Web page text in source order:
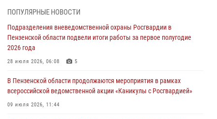
Сотрудники пензенского ОМОН «Страж» познакомили участников
05 августа 2026, 06:15
В Пензе сотрудники Росгвардии оказали помощь
дезориентированному пенсионеру
В Пензе при силовой поддержке Росгвардии пресечена
деятельность ОПГ, маскировавшейся под реабилитационный центр
ПОПУЛЯРНЫЕ НОВОСТИ
Подразделения вневедомственной охраны Росгвардии в
Пензенской области подвели итоги работы за первое полугодие
2026 года
28 июля 2026, 06:08 5
В Пензенской области продолжаются мероприятия в рамках
всероссийской ведомственной акции «Каникулы с Росгвардией»
09 июля 2026, 11:44